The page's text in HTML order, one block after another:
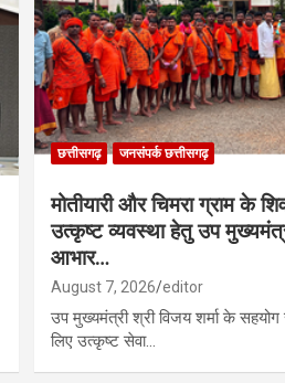
छत्तीसगढ़ जनसंपर्क छत्तीसगढ़
मोतीयारी और चिमरा ग्राम के
उत्कृष्ट व्यवस्था हेतु उप
आभार…
August 7, 2026 editor
उप मुख्यमंत्री श्री विजय शर्मा के
लिए उत्कृष्ट सेवा…